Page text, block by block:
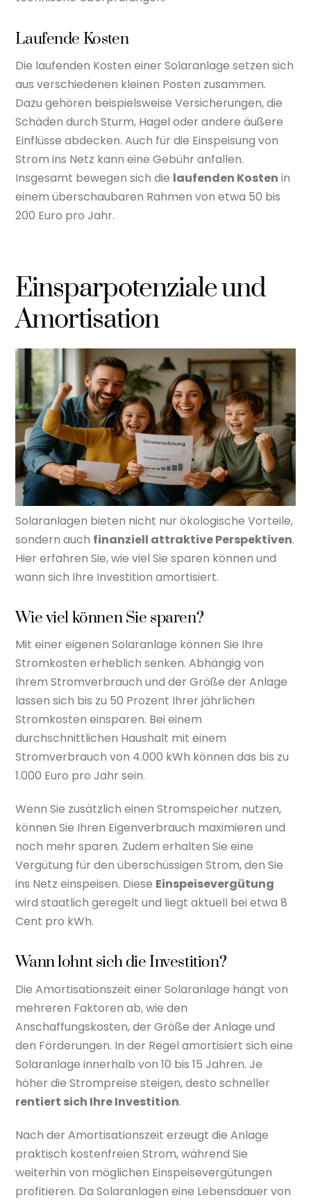
Laufende Kosten
Die laufenden Kosten einer Solaranlage setzen sich
aus verschiedenen kleinen Posten zusammen.
Dazu gehören beispielsweise Versicherungen, die
Schäden durch Sturm, Hagel oder andere äußere
Einflüsse abdecken. Auch für die Einspeisung von
Strom ins Netz kann eine Gebühr anfallen.
Insgesamt bewegen sich die laufenden Kosten in
einem überschaubaren Rahmen von etwa 50 bis
200 Euro pro Jahr.
Einsparpotenziale und
Amortisation
Solaranlagen bieten nicht nur ökologische Vorteile,
sondern auch finanziell attraktive Perspektiven.
Hier erfahren Sie, wie viel Sie sparen können und
wann sich Ihre Investition amortisiert.
Wie viel können Sie sparen?
Mit einer eigenen Solaranlage können Sie Ihre
Stromkosten erheblich senken. Abhängig von
Ihrem Stromverbrauch und der Größe der Anlage
lassen sich bis zu 50 Prozent Ihrer jährlichen
Stromkosten einsparen. Bei einem
durchschnittlichen Haushalt mit einem
Stromverbrauch von 4.000 kWh können das bis zu
1.000 Euro pro Jahr sein.
Wenn Sie zusätzlich einen Stromspeicher nutzen,
können Sie Ihren Eigenverbrauch maximieren und
noch mehr sparen. Zudem erhalten Sie eine
Vergütung für den überschüssigen Strom, den Sie
ins Netz einspeisen. Diese Einspeisevergütung
wird staatlich geregelt und liegt aktuell bei etwa 8
Cent pro kWh.
Wann lohnt sich die Investition?
Die Amortisationszeit einer Solaranlage hängt von
mehreren Faktoren ab, wie den
Anschaffungskosten, der Größe der Anlage und
den Förderungen. In der Regel amortisiert sich eine
Solaranlage innerhalb von 10 bis 15 Jahren. Je
höher die Strompreise steigen, desto schneller
rentiert sich Ihre Investition.
Nach der Amortisationszeit erzeugt die Anlage
praktisch kostenfreien Strom, während Sie
weiterhin von möglichen Einspeisevergütungen
profitieren. Da Solaranlagen eine Lebensdauer von